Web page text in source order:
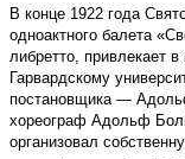
В конце 1922 года
одноактного балета
либретто, привлекает в
Гарвардскому
постановщика —
хореограф Адольф
организовал